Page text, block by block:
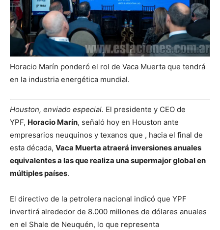
Horacio Marín ponderó el rol de Vaca Muerta que tendrá
en la industria energética mundial.
Houston, enviado especial. El presidente y CEO de
YPF, Horacio Marín, señaló hoy en Houston ante
empresarios neuquinos y texanos que , hacia el final de
esta década, Vaca Muerta atraerá inversiones anuales
equivalentes a las que realiza una supermajor global en
múltiples países.
El directivo de la petrolera nacional indicó que YPF
invertirá alrededor de 8.000 millones de dólares anuales
en el Shale de Neuquén, lo que representa